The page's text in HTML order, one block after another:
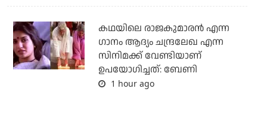
കഥയിലെ രാജകുമാരൻ എന്ന
ഗാനം ആദ്യം ചന്ദ്രലേഖ എന്ന
സിനിമക്ക് വേണ്ടിയാണ്
ഉപയോഗിച്ചത്: ബേണി
1 hour ago